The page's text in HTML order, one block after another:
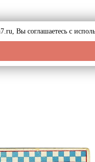
Вы соглашаетесь с